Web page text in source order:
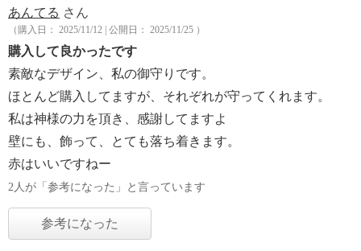
あんてる さん
（購入日： 2025/11/12 | 公開日： 2025/11/25 ）
購入して良かったです
素敵なデザイン、私の御守りです。
ほとんど購入してますが、それぞれが守ってくれます。
私は神様の力を頂き、感謝してますよ
壁にも、飾って、とても落ち着きます。
赤はいいですねー
2人が「参考になった」と言っています
参考になった